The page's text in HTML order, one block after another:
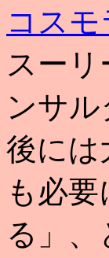
コス
スー
ンサ
後には
も必
る」